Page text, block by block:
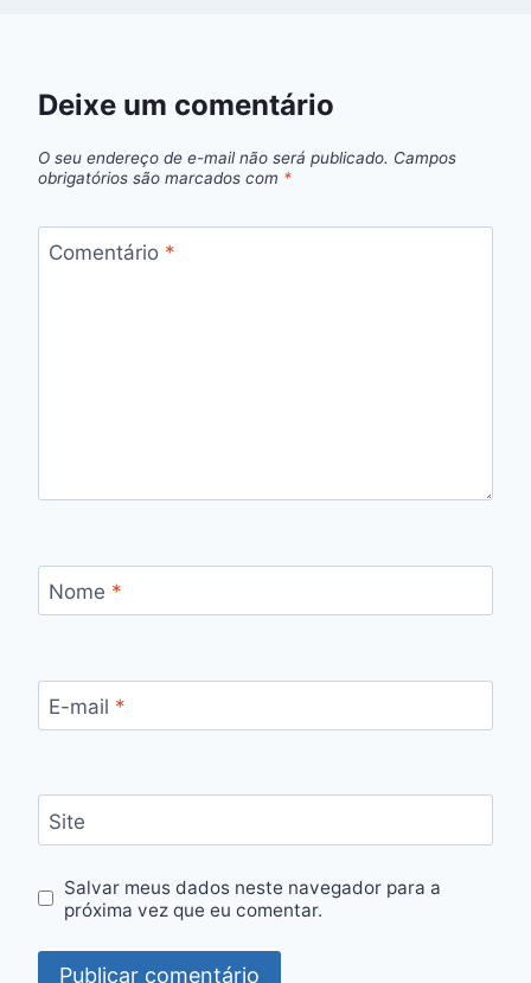
Deixe um comentário
O seu endereço de e-mail não será publicado. Campos
obrigatórios são marcados com *
Comentário *
Nome *
E-mail *
Site
Salvar meus dados neste navegador para a
próxima vez que eu comentar.